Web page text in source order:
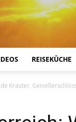
REISEKÜCHE
Kräuter,